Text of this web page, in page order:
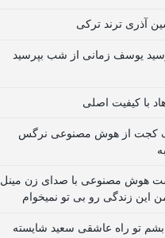
آذری ترند ترکی
یوسف زمانی از شب بپرسید
با کیفیت اصلی
کجت از هوش مصنوعی نرگس
هوش مصنوعی با صدای زن مینل
این زندگی رو بی تو نمیخوام
بشم تو راه عاشقی سعید شایسته